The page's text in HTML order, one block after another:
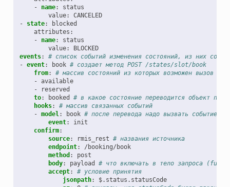
-
name:
status
value:
CANCELED
-
state:
blocked
attributes :
-
name:
status
value:
BLOCKED
events:
# список событий изменения состояний, из них
- event: book # создает метод POST /states/slot/book
from:
# массив состояний из которых возможен вызов
- available
-
reserved
to: booked
# в какое состояние переводится объект
hooks:
# массив связанных событий
- model: book # после перевода надо вызвать событие
event:
init
confirm:
source: rmis_rest # названия источника
endpoint:
/booking/book
method :
post
body: payload
# что включать в тело запроса
accept:
# условие принятия
jsonpath:
$.status.statusCode